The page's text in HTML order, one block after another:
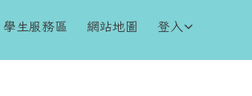
學生服務區 網站地圖 登入